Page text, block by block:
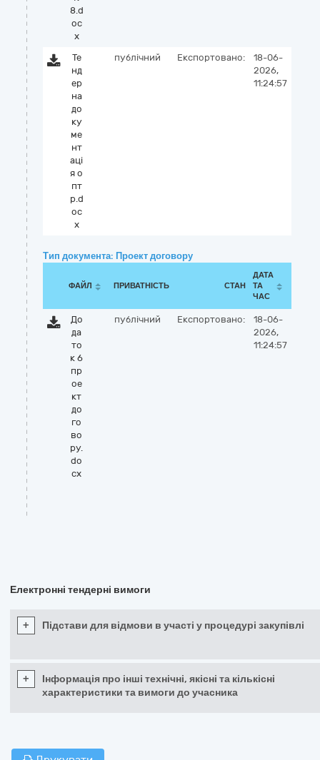
8.d
oc
x
Те
нд
ер
на
до
ку
ме
нт
аці
я о
пт
р.d
oc
x
публічний Експортовано:
18-06-
2026,
11:24:57
Тип документа: Проект договору
ФАЙЛ ПРИВАТНІСТЬ СТАН
ДАТА
ТА
ЧАС
До
да
то
к 6
пр
ое
кт
до
го
во
ру.
do
cx
публічний Експортовано:
18-06-
2026,
11:24:57
Електронні тендерні вимоги
+ Підстави для відмови в участі у процедурі закупівлі
+
Інформація про інші технічні, якісні та кількісні
характеристики та вимоги до учасника